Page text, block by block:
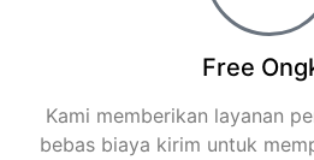
Free
Kami memberikan layanan
bebas biaya kirim untuk